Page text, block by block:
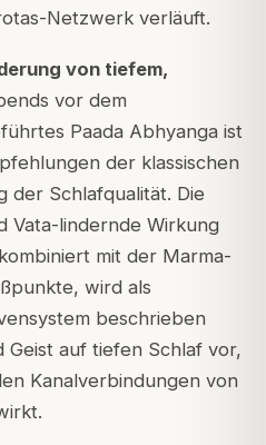
Netzwerk verläuft.
von tiefem,
vor dem
Paada Abhyanga ist
der klassischen
der Schlafqualität. Die
Vata-lindernde Wirkung
mit der Marma-
wird als
beschrieben
auf tiefen Schlaf vor,
Kanalverbindungen von